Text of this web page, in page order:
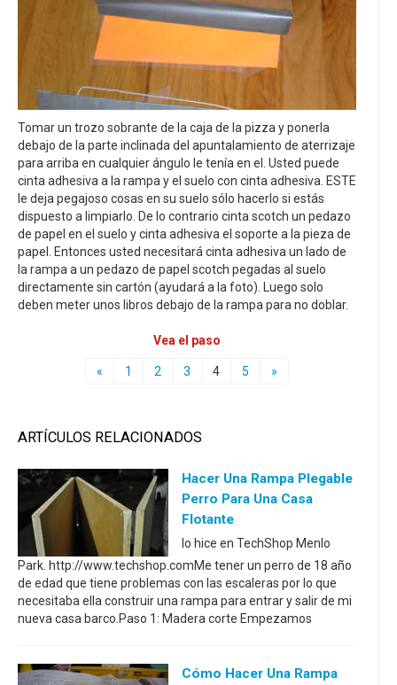
Tomar un trozo sobrante de la caja de la pizza y ponerla
debajo de la parte inclinada del apuntalamiento de aterrizaje
para arriba en cualquier ángulo le tenía en el. Usted puede
cinta adhesiva a la rampa y el suelo con cinta adhesiva. ESTE
le deja pegajoso cosas en su suelo sólo hacerlo si estás
dispuesto a limpiarlo. De lo contrario cinta scotch un pedazo
de papel en el suelo y cinta adhesiva el soporte a la pieza de
papel. Entonces usted necesitará cinta adhesiva un lado de
la rampa a un pedazo de papel scotch pegadas al suelo
directamente sin cartón (ayudará a la foto). Luego solo
deben meter unos libros debajo de la rampa para no doblar.
Vea el paso
« 1 2 3 4 5 »
ARTÍCULOS RELACIONADOS
Hacer Una Rampa Plegable
Perro Para Una Casa
Flotante
lo hice en TechShop Menlo
Park. http://www.techshop.comMe tener un perro de 18 año
de edad que tiene problemas con las escaleras por lo que
necesitaba ella construir una rampa para entrar y salir de mi
nueva casa barco.Paso 1: Madera corte Empezamos
Cómo Hacer Una Rampa